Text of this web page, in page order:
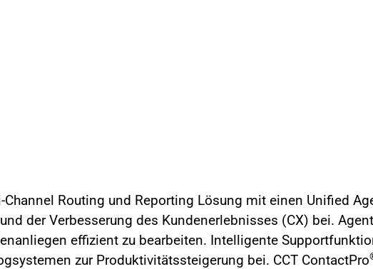
Routing und Reporting Lösung mit einen Unified
der Verbesserung des Kundenerlebnisses (CX) bei.
effizient zu bearbeiten. Intelligente
zur Produktivitätssteigerung bei. CCT ContactPro